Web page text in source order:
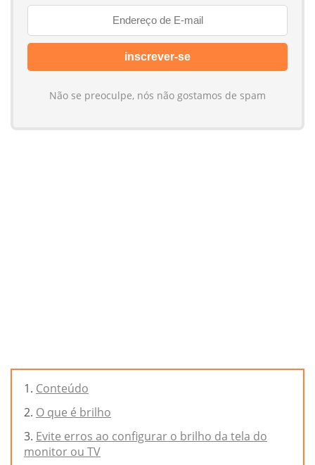
Não se preoculpe, nós não gostamos de spam
Conteúdo
O que é brilho
Evite erros ao configurar o brilho da tela do
monitor ou TV